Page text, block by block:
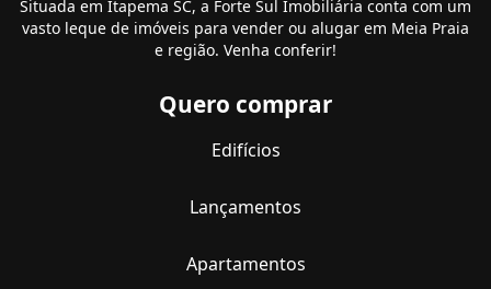
Situada em Itapema SC, a Forte Sul Imobiliária conta com um
vasto leque de imóveis para vender ou alugar em Meia Praia
e região. Venha conferir!
Quero comprar
Edifícios
Lançamentos
Apartamentos